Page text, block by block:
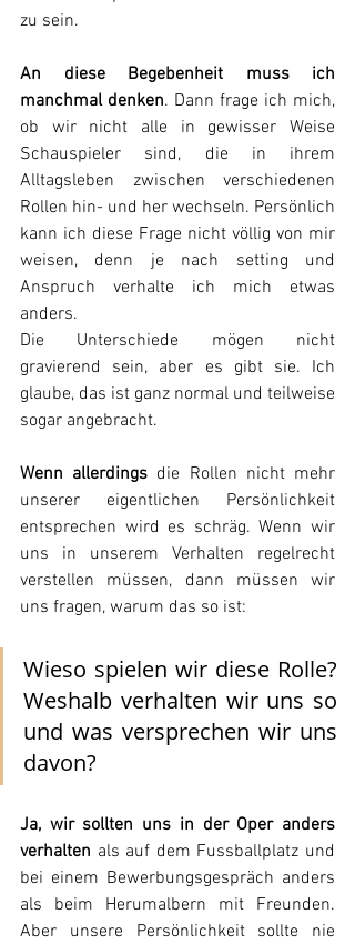
zu sein.
An diese Begebenheit muss ich
manchmal denken. Dann frage ich mich,
ob wir nicht alle in gewisser Weise
Schauspieler sind, die in ihrem
Alltagsleben zwischen verschiedenen
Rollen hin- und her wechseln. Persönlich
kann ich diese Frage nicht völlig von mir
weisen, denn je nach setting und
Anspruch verhalte ich mich etwas
anders.
Die Unterschiede mögen nicht
gravierend sein, aber es gibt sie. Ich
glaube, das ist ganz normal und teilweise
sogar angebracht.
Wenn allerdings die Rollen nicht mehr
unserer eigentlichen Persönlichkeit
entsprechen wird es schräg. Wenn wir
uns in unserem Verhalten regelrecht
verstellen müssen, dann müssen wir
uns fragen, warum das so ist:
Wieso spielen wir diese Rolle?
Weshalb verhalten wir uns so
und was versprechen wir uns
davon?
Ja, wir sollten uns in der Oper anders
verhalten als auf dem Fussballplatz und
bei einem Bewerbungsgespräch anders
als beim Herumalbern mit Freunden.
Aber unsere Persönlichkeit sollte nie